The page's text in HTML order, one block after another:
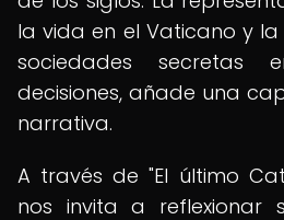
la vida en el Vaticano y
sociedades
decisiones, añade una
narrativa.
A través de "El último
nos invita a reflexionar